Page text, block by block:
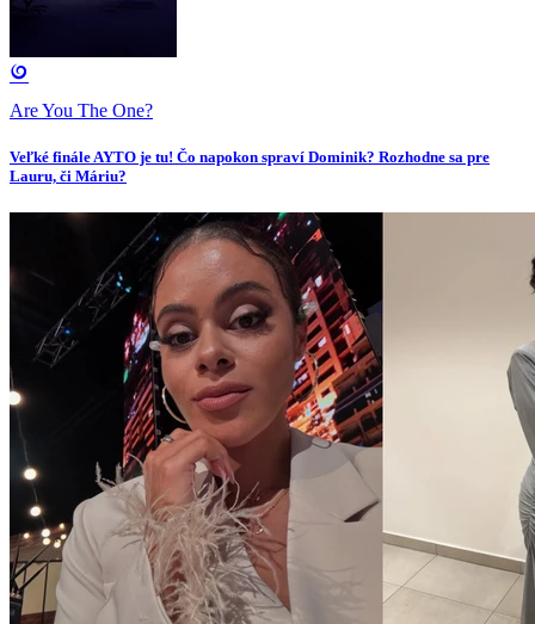
Are You The One?
Veľké finále AYTO je tu! Čo napokon spraví Dominik? Rozhodne sa pre
Lauru, či Máriu?